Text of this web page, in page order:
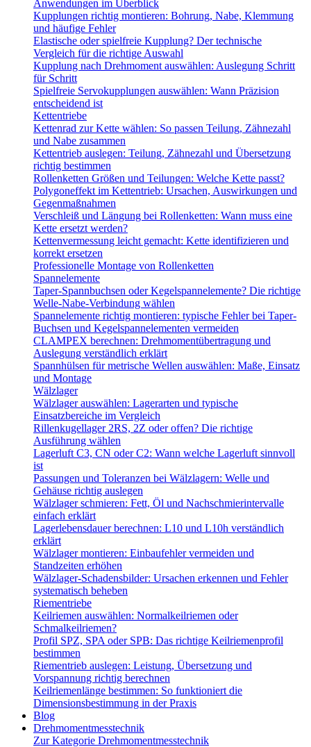
Anwendungen im Überblick
Kupplungen richtig montieren: Bohrung, Nabe, Klemmung
und häufige Fehler
Elastische oder spielfreie Kupplung? Der technische
Vergleich für die richtige Auswahl
Kupplung nach Drehmoment auswählen: Auslegung Schritt
für Schritt
Spielfreie Servokupplungen auswählen: Wann Präzision
entscheidend ist
Kettentriebe
Kettenrad zur Kette wählen: So passen Teilung, Zähnezahl
und Nabe zusammen
Kettentrieb auslegen: Teilung, Zähnezahl und Übersetzung
richtig bestimmen
Rollenketten Größen und Teilungen: Welche Kette passt?
Polygoneffekt im Kettentrieb: Ursachen, Auswirkungen und
Gegenmaßnahmen
Verschleiß und Längung bei Rollenketten: Wann muss eine
Kette ersetzt werden?
Kettenvermessung leicht gemacht: Kette identifizieren und
korrekt ersetzen
Professionelle Montage von Rollenketten
Spannelemente
Taper-Spannbuchsen oder Kegelspannelemente? Die richtige
Welle-Nabe-Verbindung wählen
Spannelemente richtig montieren: typische Fehler bei Taper-
Buchsen und Kegelspannelementen vermeiden
CLAMPEX berechnen: Drehmomentübertragung und
Auslegung verständlich erklärt
Spannhülsen für metrische Wellen auswählen: Maße, Einsatz
und Montage
Wälzlager
Wälzlager auswählen: Lagerarten und typische
Einsatzbereiche im Vergleich
Rillenkugellager 2RS, 2Z oder offen? Die richtige
Ausführung wählen
Lagerluft C3, CN oder C2: Wann welche Lagerluft sinnvoll
ist
Passungen und Toleranzen bei Wälzlagern: Welle und
Gehäuse richtig auslegen
Wälzlager schmieren: Fett, Öl und Nachschmierintervalle
einfach erklärt
Lagerlebensdauer berechnen: L10 und L10h verständlich
erklärt
Wälzlager montieren: Einbaufehler vermeiden und
Standzeiten erhöhen
Wälzlager-Schadensbilder: Ursachen erkennen und Fehler
systematisch beheben
Riementriebe
Keilriemen auswählen: Normalkeilriemen oder
Schmalkeilriemen?
Profil SPZ, SPA oder SPB: Das richtige Keilriemenprofil
bestimmen
Riementrieb auslegen: Leistung, Übersetzung und
Vorspannung richtig berechnen
Keilriemenlänge bestimmen: So funktioniert die
Dimensionsbestimmung in der Praxis
Blog
Drehmomentmesstechnik
Zur Kategorie Drehmomentmesstechnik